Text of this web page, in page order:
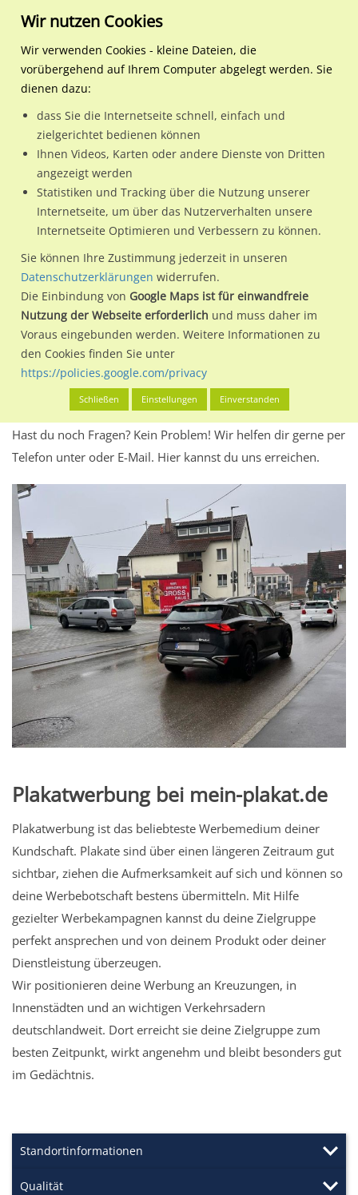
Regionale Plakatwerbung Baden-Württemberg
Aspach
Heilbronner Str. 24
Heilbronner Str. 24
71546 / Aspach
Nutze günstige Werbemöglichkeiten am Standort
Heilbronner Str. 24 in Aspach.
Wir erheben für jede unserer Werbeflächen individuelle und
aktuelleStandortinformationenundLeistungswerte
kannst du dich schon vor der Buchung im Detail über den
Standort, seine Reichweite und Werbewirkung sowie
eventuelle Beschränkungen in den zugelassenen
Werbeinhalten informieren.
Alles klar? Dann findest du direkt im unteren Teil dieser Seite
Buchungdes Standorts.
Hast du noch Fragen? Kein Problem! Wir helfen dir gerne per
Telefon unter oder E-Mail. Hier kannst du uns erreichen.
Plakatwerbung bei mein-plakat.de
Plakatwerbung ist das beliebteste Werbemedium deiner
Kundschaft. Plakate sind über einen längeren Zeitraum gut
sichtbar, ziehen die Aufmerksamkeit auf sich und können so
deine Werbebotschaft bestens übermitteln. Mit Hilfe
gezielter Werbekampagnen kannst du deine Zielgruppe
perfekt ansprechen und von deinem Produkt oder deiner
Dienstleistung überzeugen.
Wir positionieren deine Werbung an Kreuzungen, in
Innenstädten und an wichtigen Verkehrsadern
deutschlandweit. Dort erreicht sie deine Zielgruppe zum
besten Zeitpunkt, wirkt angenehm und bleibt besonders gut
im Gedächtnis.
Standortinformationen
Qualität
Wir nutzen Cookies
Wir verwenden Cookies - kleine Dateien, die
vorübergehend auf Ihrem Computer abgelegt werden. Sie
dienen dazu:
dass Sie die Internetseite schnell, einfach und
zielgerichtet bedienen können
Ihnen Videos, Karten oder andere Dienste von Dritten
angezeigt werden
Statistiken und Tracking über die Nutzung unserer
Internetseite, um über das Nutzerverhalten unsere
Internetseite Optimieren und Verbessern zu können.
Sie können Ihre Zustimmung jederzeit in unseren
Datenschutzerklärungen widerrufen.
Die Einbindung von Google Maps ist für einwandfreie
Nutzung der Webseite erforderlich und muss daher im
Voraus eingebunden werden. Weitere Informationen zu
den Cookies finden Sie unter
https://policies.google.com/privacy
Schließen Einstellungen Einverstanden